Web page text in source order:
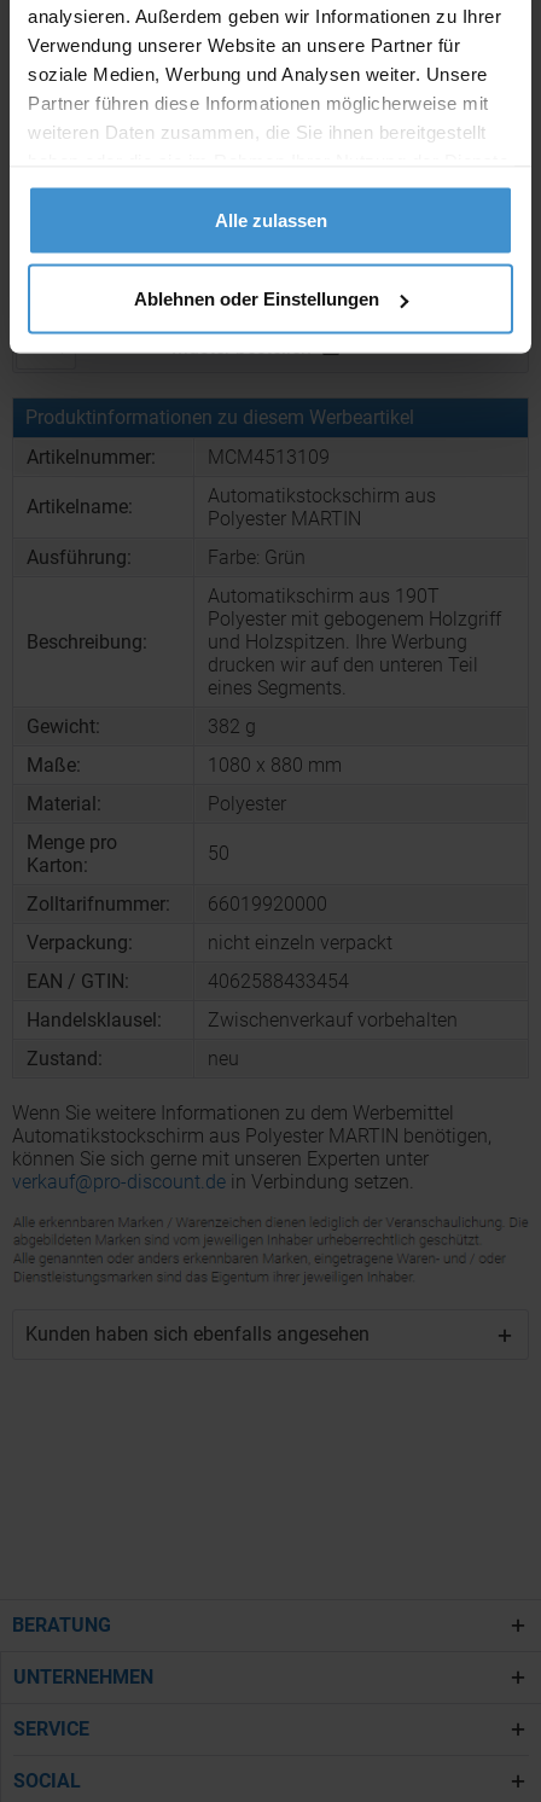
analysieren. Außerdem geben wir Informationen zu Ihrer
Verwendung unserer Website an unsere Partner für
soziale Medien, Werbung und Analysen weiter. Unsere
Partner führen diese Informationen möglicherweise mit
weiteren Daten zusammen, die Sie ihnen bereitgestellt
gesammelt haben.
Alle zulassen
Ablehnen oder Einstellungen
Lieferzeiten
Artikel mit Werbeanbringung: ca. 10 Werktage
Muster mit Ihrer
Artikel ohne Werbeanbringung: ca. 3 - 5 Werktage
Muster bestellen
Produktinformationen zu diesem Werbeartikel
Artikelnummer:
MCM4513109
Artikelname:
Automatikstockschirm aus
Polyester MARTIN
Ausführung:
Farbe: Grün
Beschreibung:
Automatikschirm aus 190T
Polyester mit gebogenem Holzgriff
und Holzspitzen. Ihre Werbung
drucken wir auf den unteren Teil
eines Segments.
Gewicht:
382 g
Maße:
1080 x 880 mm
Material:
Polyester
Menge pro
Karton:
50
Zolltarifnummer:
66019920000
Verpackung:
nicht einzeln verpackt
EAN / GTIN:
4062588433454
Handelsklausel:
Zwischenverkauf vorbehalten
Zustand:
neu
Wenn Sie weitere Informationen zu dem Werbemittel
Automatikstockschirm aus Polyester MARTIN benötigen,
können Sie sich gerne mit unseren Experten unter
verkauf@pro-discount.de in Verbindung setzen.
Kunden haben sich ebenfalls angesehen
BERATUNG
UNTERNEHMEN
SERVICE
SOCIAL